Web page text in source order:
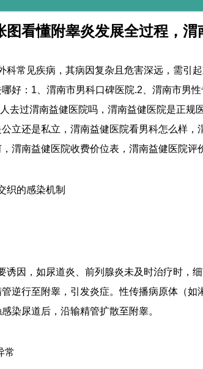
图看懂附睾炎发展全过程，渭
常见疾病，其病因复杂且危害深远，需引起
好：1、渭南市男科口碑医院.2、渭南市男
去过渭南益健医院吗，渭南益健医院是正规
立还是私立，渭南益健医院看男科怎么样，
渭南益健医院收费价位表，渭南益健医院评
的感染机制
因，如尿道炎、前列腺炎未及时治疗时，细
逆行至附睾，引发炎症。性传播病原体（如
染尿道后，沿输精管扩散至附睾。
常